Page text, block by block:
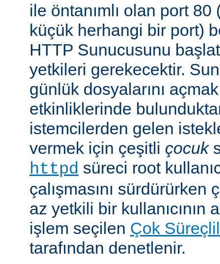
ile öntanımlı olan port 80
küçük herhangi bir port)
HTTP Sunucusunu
yetkileri gerekecektir.
günlük dosyalarını
etkinliklerinde
istemcilerden gelen
vermek için çeşitli çocuk
httpd süreci root
çalışmasını
az yetkili bir kullanıcının
işlem seçilen Çok
tarafından denetlenir.